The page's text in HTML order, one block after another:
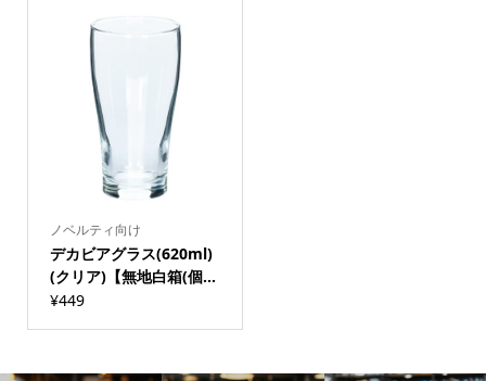
ノベルティ向け
デカビアグラス(620ml)
(クリア)【無地白箱(個...
¥449